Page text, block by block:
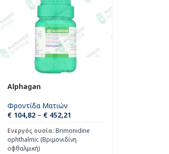
Alphagan
Φροντίδα Ματιών
€ 104,82 – € 452,21
Ενεργός ουσία:Brimonidine
ophthalmic (Βριμονιδίνη
οφθαλμική)